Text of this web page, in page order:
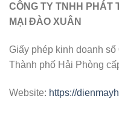
CÔNG TY TNHH PHÁT
MẠI ĐÀO XUÂN
Giấy phép kinh doanh
Thành phố Hải Phòng
Website: https://